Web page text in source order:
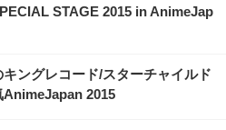
STAGE 2015 in AnimeJap
ングレコード/スターチャイルド
AnimeJapan 2015